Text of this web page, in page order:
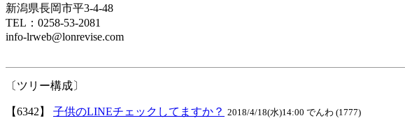
新潟県長岡市平3-4-48
TEL：0258-53-2081
info-lrweb@lonrevise.com
〔ツリー構成〕
【6342】 子供のLINEチェックしてますか？ 2018/4/18(水)14:00 でんわ (1777)